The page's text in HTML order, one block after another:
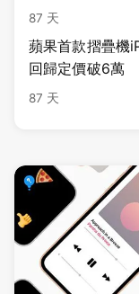
87 天
蘋果首款摺疊機
回歸定價破6萬
87 天